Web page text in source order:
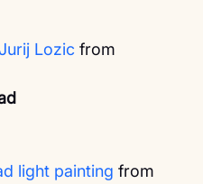
Lozic from
light painting from